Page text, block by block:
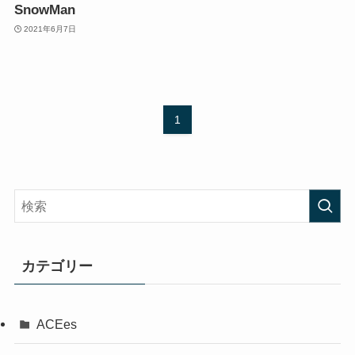
SnowMan
2021年6月7日
1
カテゴリー
ACEes